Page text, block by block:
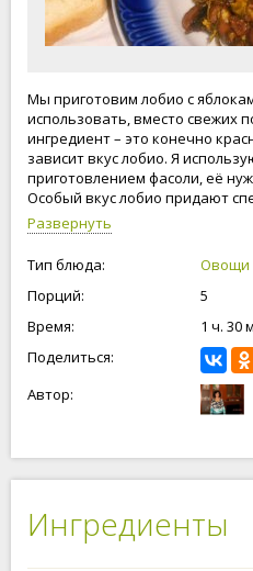
Мы приготовим лобио с
использовать, вместо свежих
ингредиент – это конечно
зависит вкус лобио. Я
приготовлением фасоли, её
Особый вкус лобио придают
Мне нравится лобио, когда оно
дольше оно стоит, тем вкуснее
Есть люди, которые ни разу не
Приготовьте и попробуйте!
Развернуть
Тип блюда:
Овощи
Порций:
5
Время:
1 ч. 30
Поделиться:
Автор:
Ингредиенты